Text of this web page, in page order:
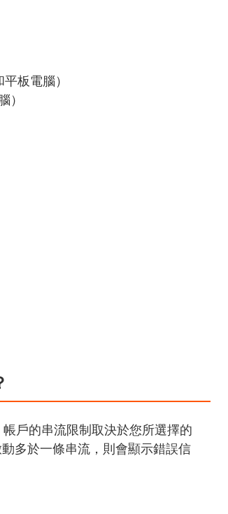
板電腦）
）
戶的串流限制取決於您所選擇的
多於一條串流，則會顯示錯誤信